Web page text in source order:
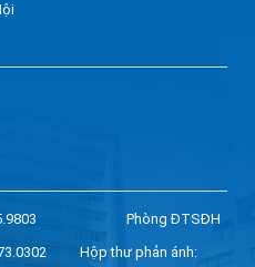
Phòng ĐTSĐH
Hộp thư phản ánh: